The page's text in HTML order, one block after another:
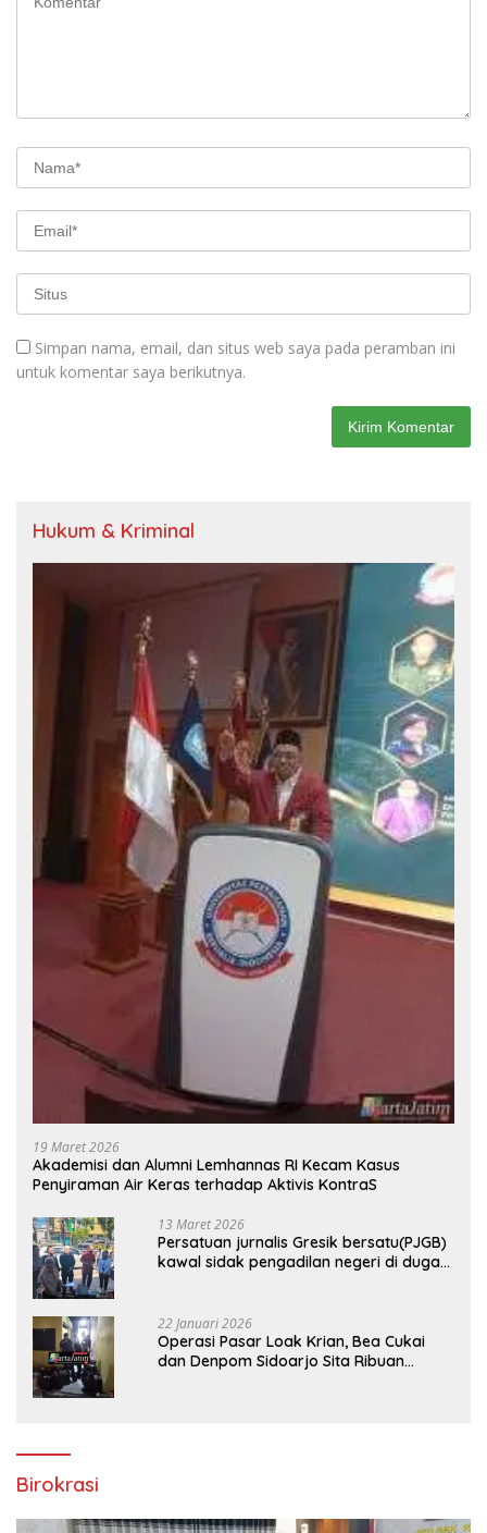
Simpan nama, email, dan situs web saya pada peramban ini
untuk komentar saya berikutnya.
Hukum & Kriminal
19 Maret 2026
Akademisi dan Alumni Lemhannas RI Kecam Kasus
Penyiraman Air Keras terhadap Aktivis KontraS
13 Maret 2026
Persatuan jurnalis Gresik bersatu(PJGB)
kawal sidak pengadilan negeri di duga
22 Januari 2026
Operasi Pasar Loak Krian, Bea Cukai
dan Denpom Sidoarjo Sita Ribuan
Birokrasi